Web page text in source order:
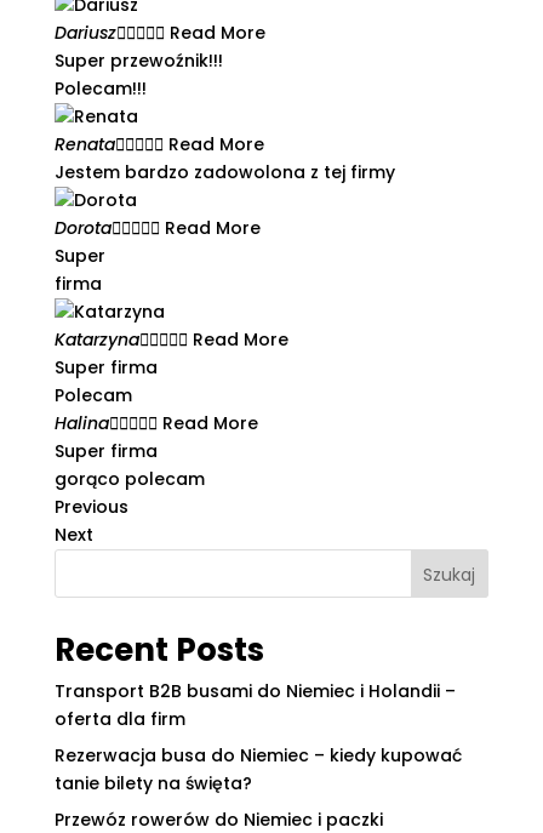
Dariusz Read More
Super przewoźnik!!!
Polecam!!!
Renata Read More
Jestem bardzo zadowolona z tej firmy​
Dorota Read More
Super
firma
Katarzyna Read More
Super firma
Polecam
Halina Read More
Super firma
gorąco polecam
Previous
Next
Szukaj
Recent Posts
Transport B2B busami do Niemiec i Holandii –
oferta dla firm
Rezerwacja busa do Niemiec – kiedy kupować
tanie bilety na święta?
Przewóz rowerów do Niemiec i paczki